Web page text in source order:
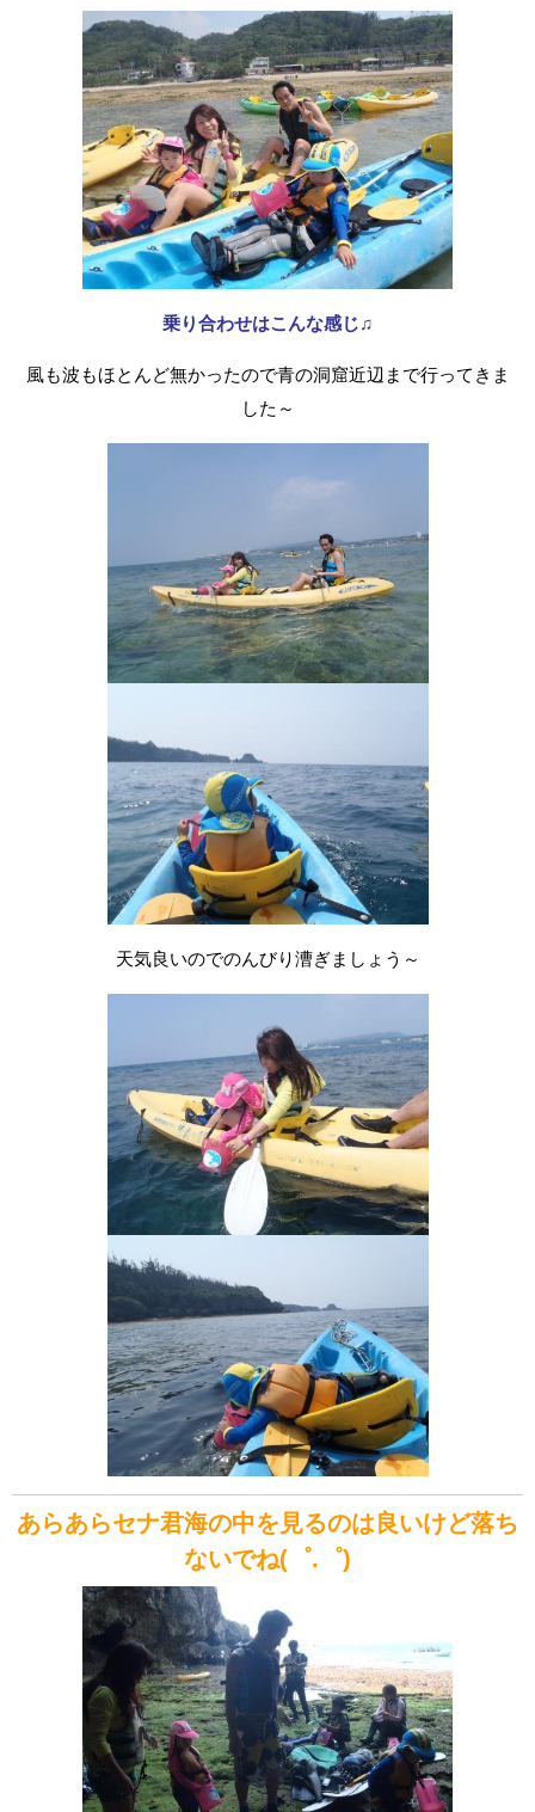
乗り合わせはこんな感じ♫
風も波もほとんど無かったので青の洞窟近辺まで行ってきま
した～
天気良いのでのんびり漕ぎましょう～
あらあらセナ君海の中を見るのは良いけど落ち
ないでね(゜.゜)